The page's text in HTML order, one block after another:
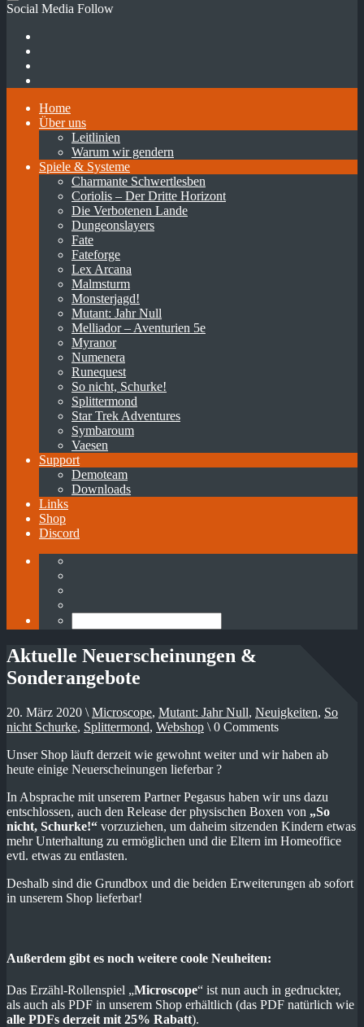
Social Media Follow
Home
Über uns
Leitlinien
Warum wir gendern
Spiele & Systeme
Charmante Schwertlesben
Coriolis – Der Dritte Horizont
Die Verbotenen Lande
Dungeonslayers
Fate
Fateforge
Lex Arcana
Malmsturm
Monsterjagd!
Mutant: Jahr Null
Melliador – Aventurien 5e
Myranor
Numenera
Runequest
So nicht, Schurke!
Splittermond
Star Trek Adventures
Symbaroum
Vaesen
Support
Demoteam
Downloads
Links
Shop
Discord
Aktuelle Neuerscheinungen &
Sonderangebote
20. März 2020 \ Microscope, Mutant: Jahr Null, Neuigkeiten, So
nicht Schurke, Splittermond, Webshop \ 0 Comments
Unser Shop läuft derzeit wie gewohnt weiter und wir haben ab
heute einige Neuerscheinungen lieferbar ?
In Absprache mit unserem Partner Pegasus haben wir uns dazu
entschlossen, auch den Release der physischen Boxen von „So
nicht, Schurke!“ vorzuziehen, um daheim sitzenden Kindern etwas
mehr Unterhaltung zu ermöglichen und die Eltern im Homeoffice
evtl. etwas zu entlasten.
Deshalb sind die Grundbox und die beiden Erweiterungen ab sofort
in unserem Shop lieferbar!
Außerdem gibt es noch weitere coole Neuheiten:
Das Erzähl-Rollenspiel „Microscope“ ist nun auch in gedruckter,
als auch als PDF in unserem Shop erhältlich (das PDF natürlich wie
alle PDFs derzeit mit 25% Rabatt).